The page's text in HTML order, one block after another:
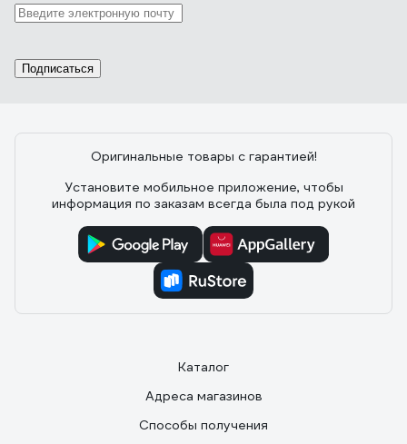
Подписаться
Оригинальные товары с гарантией!
Установите мобильное приложение, чтобы
информация по заказам всегда была под рукой
Каталог
Адреса магазинов
Способы получения